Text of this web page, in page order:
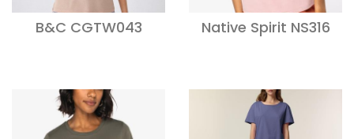
B&C CGTW043 Native Spirit NS316